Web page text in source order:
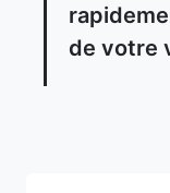
de votre